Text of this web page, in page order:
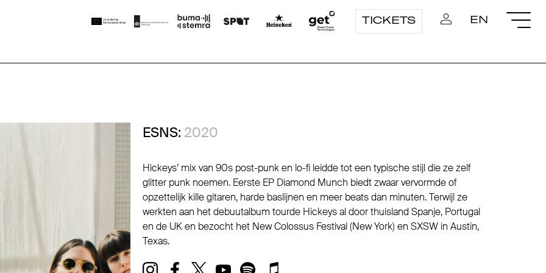
TICKETS EN
ESNS: 2020
Hickeys’ mix van 90s post-punk en lo-fi leidde tot een typische stijl die ze zelf
glitter punk noemen. Eerste EP Diamond Munch biedt zwaar vervormde of
opzettelijk kille gitaren, harde baslijnen en meer beats dan minuten. Terwijl ze
werkten aan het debuutalbum tourde Hickeys al door thuisland Spanje, Portugal
en de UK en bezocht het New Colossus Festival (New York) en SXSW in Austin,
Texas.